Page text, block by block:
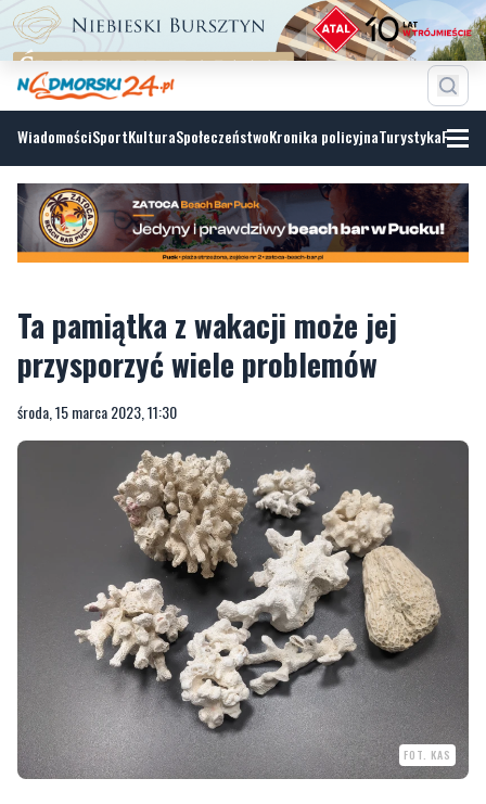
WiadomościSportKulturaSpołeczeństwoKronika policyjnaTurystyka
Ta pamiątka z wakacji może jej
przysporzyć wiele problemów
środa, 15 marca 2023, 11:30
FOT. KAS